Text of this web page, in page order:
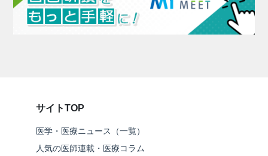
サイトTOP
医学・医療ニュース（一覧）
人気の医師連載・医療コラム